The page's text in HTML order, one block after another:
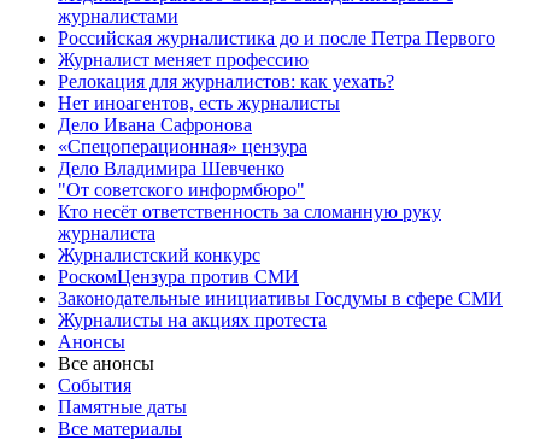
журналистами
Российская журналистика до и после Петра Первого
Журналист меняет профессию
Релокация для журналистов: как уехать?
Нет иноагентов, есть журналисты
Дело Ивана Сафронова
«Спецоперационная» цензура
Дело Владимира Шевченко
"От советского информбюро"
Кто несёт ответственность за сломанную руку
журналиста
Журналистский конкурс
РоскомЦензура против СМИ
Законодательные инициативы Госдумы в сфере СМИ
Журналисты на акциях протеста
Анонсы
Все анонсы
События
Памятные даты
Все материалы